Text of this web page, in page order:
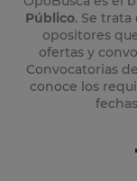
Público. Se
opositores
ofertas y
Convocatorias
conoce los